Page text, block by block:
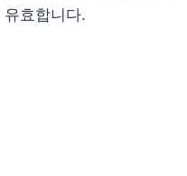
효합니다.